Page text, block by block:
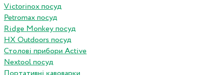
Victorinox посуд
Petromax посуд
Ridge Monkey посуд
HX Outdoors посуд
Столові прибори Active
Nextool посуд